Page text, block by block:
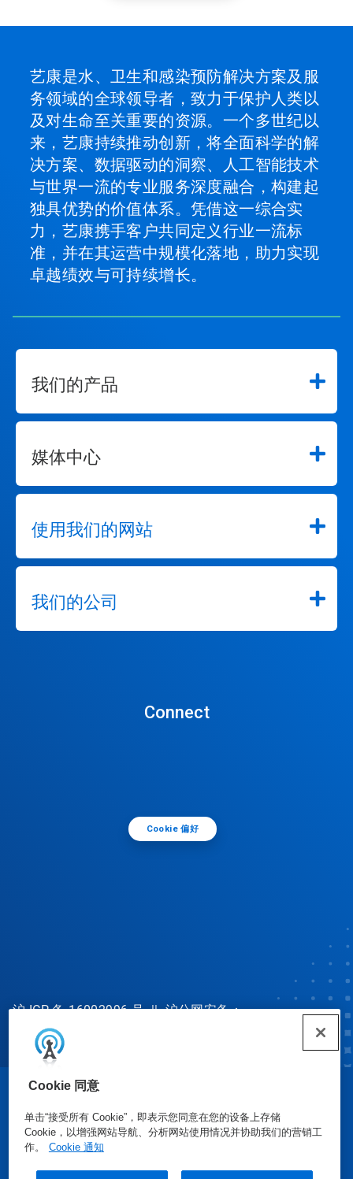
Cookie 同意
单击“接受所有 Cookie”，即表示您同意在您的设备上存储
Cookie，以增强网站导航、分析网站使用情况并协助我们的营销工
作。
Cookie 通知
艺康是水、卫生和感染预防解决方案及服
务领域的全球领导者，致力于保护人类以
及对生命至关重要的资源。一个多世纪以
来，艺康持续推动创新，将全面科学的解
决方案、数据驱动的洞察、人工智能技术
与世界一流的专业服务深度融合，构建起
独具优势的价值体系。凭借这一综合实
力，艺康携手客户共同定义行业一流标
准，并在其运营中规模化落地，助力实现
卓越绩效与可持续增长。
我们的产品
媒体中心
使用我们的网站
我们的公司
Connect
Cookie 偏好
沪 ICP 备 16002996 号||沪公网安备：
31010702002902 号
安全数据表